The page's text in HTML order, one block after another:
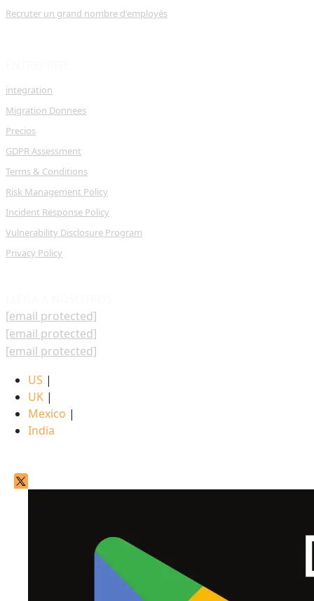
Recruter un grand nombre d'employés
integration
Migration Donnees
Precios
GDPR Assessment
Terms & Conditions
Risk Management Policy
Incident Response Policy
Vulnerability Disclosure Program
Privacy Policy
[email protected]
[email protected]
[email protected]
US |
UK |
Mexico |
India